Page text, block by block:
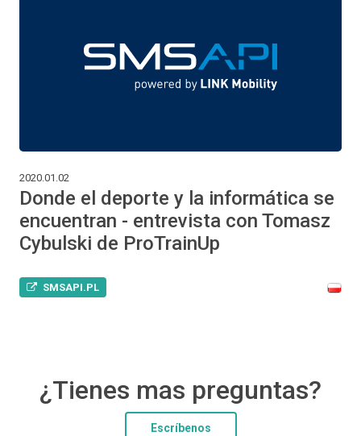
2020.01.02
Donde el deporte y la informática se
encuentran - entrevista con Tomasz
Cybulski de ProTrainUp
SMSAPI.PL
¿Tienes mas preguntas?
Escríbenos